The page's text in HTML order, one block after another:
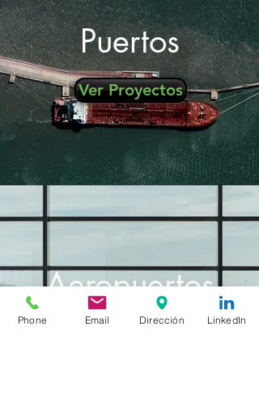
Puertos
Ver Proyectos
Aeropuertos
Phone Email Dirección LinkedIn